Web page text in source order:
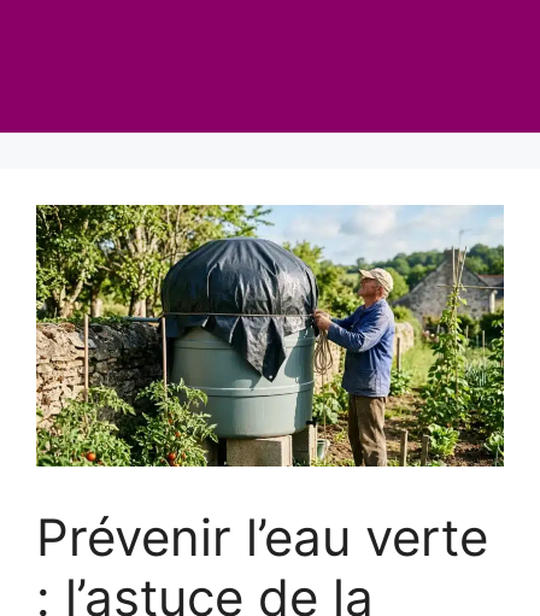
Prévenir l’eau verte
: l’astuce de la